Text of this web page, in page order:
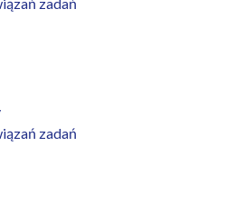
zadań
zadań